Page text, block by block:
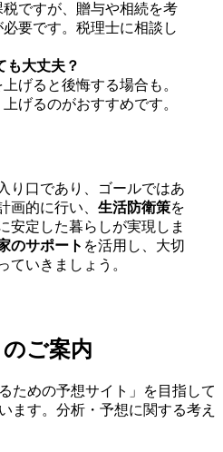
ですが、贈与や相続を考
要です。税理士に相談し
も大丈夫？
げると後悔する場合も。
げるのがおすすめです。
り口であり、ゴールではあ
画的に行い、 生活防衛策を
安定した暮らしが実現しま
のサポート を活用し、大切
ていきましょう。
ご案内
ための予想サイト」を目指して
ます。分析・予想に関する考え